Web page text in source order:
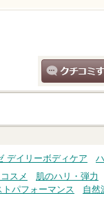
クチコ
デイリーボディケア
スメ 肌のハリ・弾力
トパフォーマンス 自然